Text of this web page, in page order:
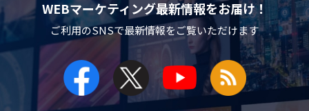
WEBマーケティング最新情報をお届け！
ご利用のSNSで最新情報をご覧いただけます